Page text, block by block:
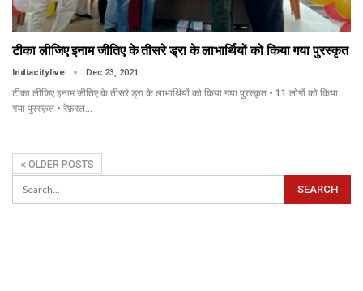
टीका लीजिए इनाम जीतिए के तीसरे ड्रा के लाभार्थियों को किया गया पुरस्कृत
Indiacitylive Dec 23, 2021
टीका लीजिए इनाम जीतिए के तीसरे ड्रा के लाभार्थियों को किया गया पुरस्कृत • 11 लोगों को किया
गया पुरस्कृत • रेफ़रल…
OLDER POSTS